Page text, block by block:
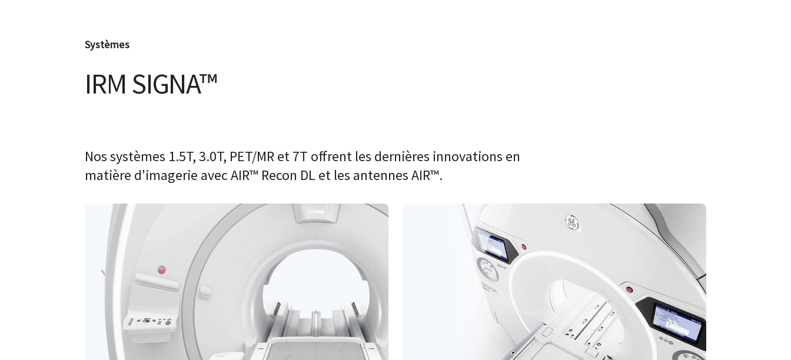
Systèmes
IRM SIGNA™
Nos systèmes 1.5T, 3.0T, PET/MR et 7T offrent les dernières innovations en
matière d'imagerie avec AIR™ Recon DL et les antennes AIR™.